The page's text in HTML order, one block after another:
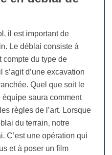
il est important de
Le déblai consiste à
compte du type de
s’agit d’une excavation
Quel que soit le
équipe saura comment
règles de l’art. Lorsque
du terrain, notre
C’est une opération qui
et à poser un film